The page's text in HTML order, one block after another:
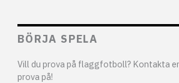
BÖRJA SPELA
Vill du prova på flaggfotboll? Kontakta
prova på!